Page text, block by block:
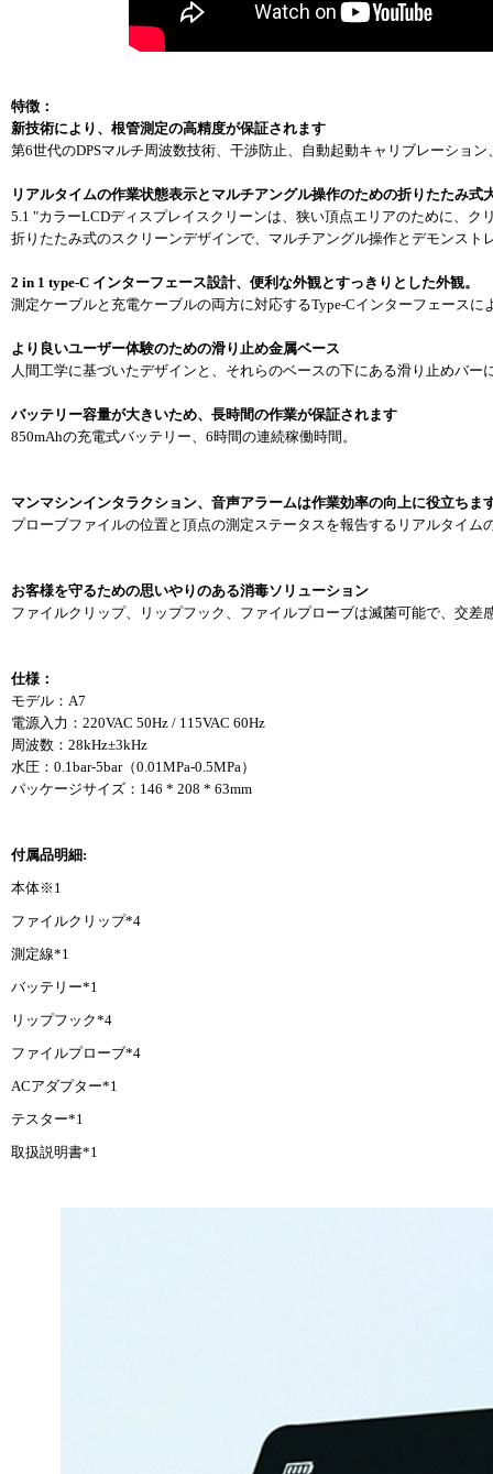
特徴：
新技術により、根管測定の高精度が保証されます
第6世代のDPSマルチ周波数技術、干渉防止、自動起動キャリブレーショ
リアルタイムの作業状態表示とマルチアングル操作のための折りたたみ式
5.1 "カラーLCDディスプレイスクリーンは、狭い頂点エリアのために、
折りたたみ式のスクリーンデザインで、マルチアングル操作とデモンスト
2 in 1 type-C インターフェース設計、便利な外観とすっきりとした外観。
測定ケーブルと充電ケーブルの両方に対応するType-Cインターフェース
より良いユーザー体験のための滑り止め金属ベース
人間工学に基づいたデザインと、それらのベースの下にある滑り止めバ
バッテリー容量が大きいため、長時間の作業が保証されます
850mAhの充電式バッテリー、6時間の連続稼働時間。
マンマシンインタラクション、音声アラームは作業効率の向上に役立ちま
プローブファイルの位置と頂点の測定ステータスを報告するリアルタイ
お客様を守るための思いやりのある消毒ソリューション
ファイルクリップ、リップフック、ファイルプローブは滅菌可能で、交差
仕様：
モデル：A7
電源入力：220VAC 50Hz / 115VAC 60Hz
周波数：28kHz±3kHz
水圧：0.1bar-5bar（0.01MPa-0.5MPa）
パッケージサイズ：146 * 208 * 63mm
付属品明細:
本体※1
ファイルクリップ*4
測定線*1
バッテリー*1
リップフック*4
ファイルプローブ*4
ACアダプター*1
テスター*1
取扱説明書*1